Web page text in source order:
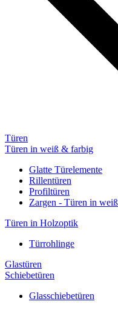
Türen
Türen in weiß & farbig
Glatte Türelemente
Rillentüren
Profiltüren
Zargen - Türen in
Türen in Holzoptik
Türrohlinge
Glastüren
Schiebetüren
Glasschiebetüren